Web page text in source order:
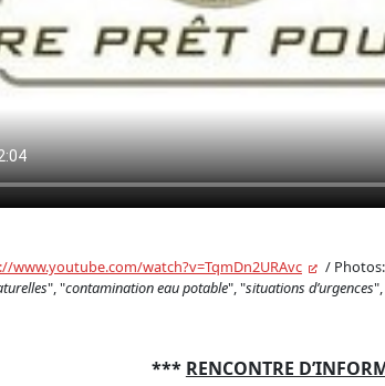
www.youtube.com/watch?v=TqmDn2URAvc /
", "contamination eau potable", "situations d’urgences
*** RENCONTRE